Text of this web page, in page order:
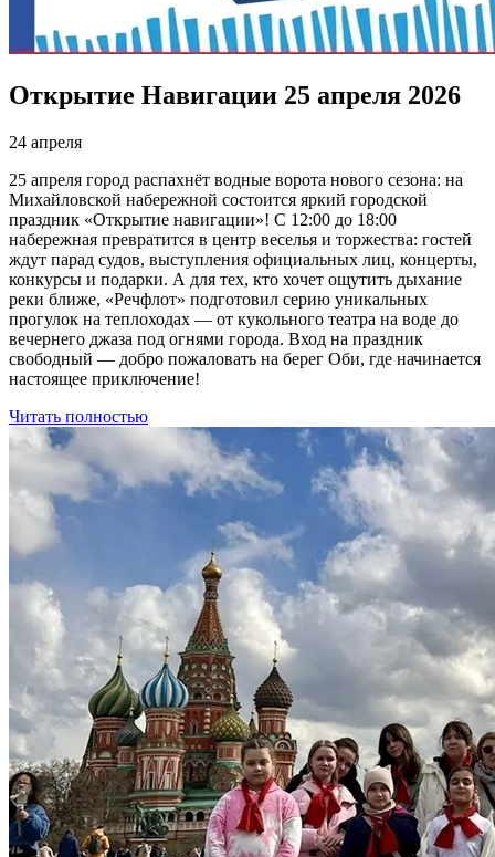
Открытие Навигации 25 апреля 2026
24 апреля
25 апреля город распахнёт водные ворота нового сезона: на
Михайловской набережной состоится яркий городской
праздник «Открытие навигации»! С 12:00 до 18:00
набережная превратится в центр веселья и торжества: гостей
ждут парад судов, выступления официальных лиц, концерты,
конкурсы и подарки. А для тех, кто хочет ощутить дыхание
реки ближе, «Речфлот» подготовил серию уникальных
прогулок на теплоходах — от кукольного театра на воде до
вечернего джаза под огнями города. Вход на праздник
свободный — добро пожаловать на берег Оби, где начинается
настоящее приключение!
Читать полностью